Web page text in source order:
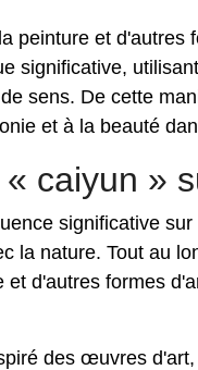
peinture et
significative,
sens. De cette
et à la beauté
caiyun »
significative
la nature. Tout au
et d'autres formes
des œuvres